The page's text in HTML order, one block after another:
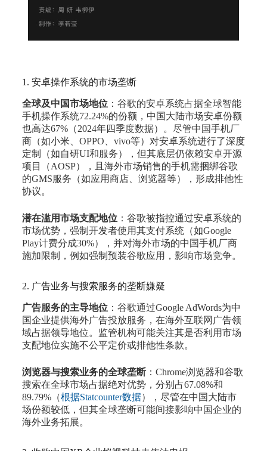
1. 安卓操作系统的市场垄断
全球及中国市场地位：谷歌的安卓系统占据全球智能
手机操作系统72.24%的份额，中国大陆市场安卓份额
也高达67%（2024年四季度数据）。尽管中国手机厂
商（如小米、OPPO、vivo等）对安卓系统进行了深度
定制（如自研UI和服务），但其底层仍依赖安卓开源
项目（AOSP），且海外市场销售的手机需捆绑谷歌
的GMS服务（如应用商店、浏览器等），形成排他性
协议。
潜在滥用市场支配地位：谷歌被指控通过安卓系统的
市场优势，强制开发者使用其支付系统（如Google
Play计费分成30%），并对海外市场的中国手机厂商
施加限制，例如强制预装谷歌应用，影响市场竞争。
2. 广告业务与搜索服务的垄断嫌疑
广告服务的主导地位：谷歌通过Google AdWords为中
国企业提供海外广告投放服务，在海外互联网广告领
域占据领导地位。监管机构可能关注其是否利用市场
支配地位实施不公平定价或排他性条款。
浏览器与搜索业务的全球垄断：Chrome浏览器和谷歌
搜索在全球市场占据绝对优势，分别占67.08%和
89.79%（根据Statcounter数据），尽管在中国大陆市
场份额较低，但其全球垄断可能间接影响中国企业的
海外业务拓展。